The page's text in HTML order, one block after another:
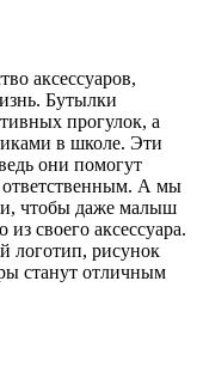
аксессуаров,
Бутылки
прогулок, а
в школе. Эти
они помогут
ответственным. А мы
чтобы даже малыш
своего аксессуара.
рисунок
станут отличным